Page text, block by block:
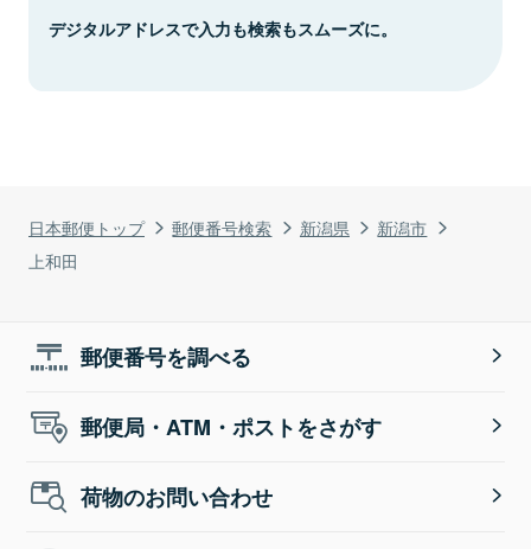
日本郵便トップ 郵便番号検索 新潟県
新潟市
上和田
デジタルアドレスで入力も検索もスムーズに。
郵便番号を調べる
郵便局・ATM・ポストをさがす
荷物のお問い合わせ